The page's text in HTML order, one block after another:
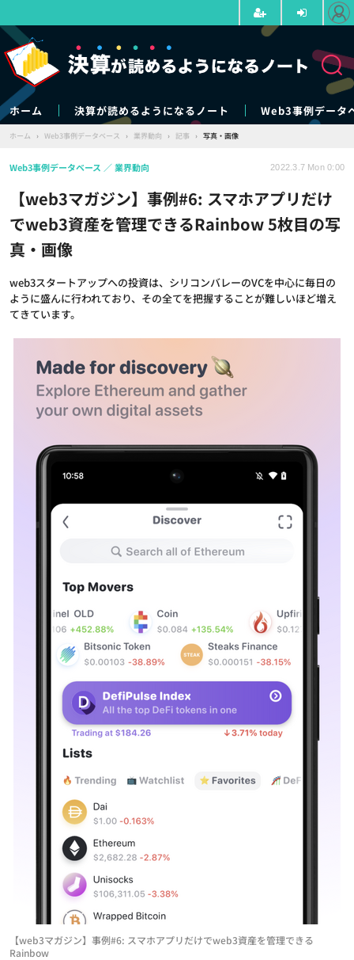
ホーム 決算が読めるようになるノート Web3事例データ
ホーム › Web3事例データベース › 業界動向 › 記事 › 写真・画像
【web3マガジン】事例#6: スマホアプリだけ
でweb3資産を管理できるRainbow 5枚目の写
真・画像
web3スタートアップへの投資は、シリコンバレーのVCを中心に毎日の
ように盛んに行われており、その全てを把握することが難しいほど増え
てきています。
Web3事例データベース 業界動向 2022.3.7 Mon 0:00
【web3マガジン】事例#6: スマホアプリだけでweb3資産を管理できる
Rainbow